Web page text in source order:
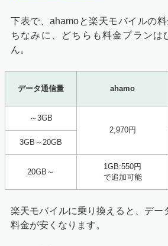
下表で、ahamoと楽天モバイルの料
ちなみに、どちらも料金プランは
ん。
データ通信量 ahamo
～3GB
2,970円
3GB～20GB
20GB～
1GB:550円
で追加可能
楽天モバイルに乗り換えると、デー
料金が安くなります。